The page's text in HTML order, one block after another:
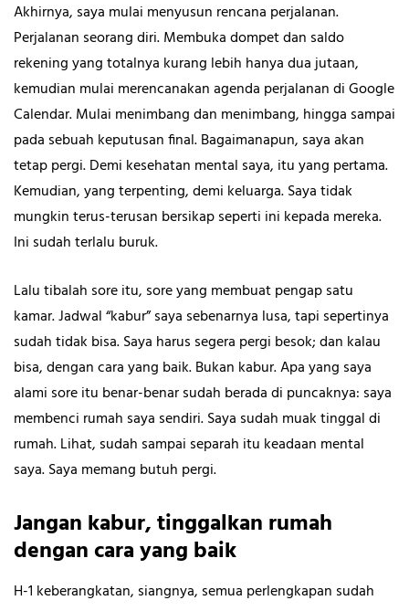
Akhirnya, saya mulai menyusun rencana perjalanan.
Perjalanan seorang diri. Membuka dompet dan saldo
rekening yang totalnya kurang lebih hanya dua jutaan,
kemudian mulai merencanakan agenda perjalanan di Google
Calendar. Mulai menimbang dan menimbang, hingga sampai
pada sebuah keputusan final. Bagaimanapun, saya akan
tetap pergi. Demi kesehatan mental saya, itu yang pertama.
Kemudian, yang terpenting, demi keluarga. Saya tidak
mungkin terus-terusan bersikap seperti ini kepada mereka.
Ini sudah terlalu buruk.
Lalu tibalah sore itu, sore yang membuat pengap satu
kamar. Jadwal “kabur” saya sebenarnya lusa, tapi sepertinya
sudah tidak bisa. Saya harus segera pergi besok; dan kalau
bisa, dengan cara yang baik. Bukan kabur. Apa yang saya
alami sore itu benar-benar sudah berada di puncaknya: saya
membenci rumah saya sendiri. Saya sudah muak tinggal di
rumah. Lihat, sudah sampai separah itu keadaan mental
saya. Saya memang butuh pergi.
Jangan kabur, tinggalkan rumah
dengan cara yang baik
H-1 keberangkatan, siangnya, semua perlengkapan sudah